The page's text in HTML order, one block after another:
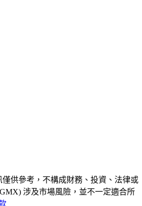
僅供參考，不構成財務、投資、法律或
涉及市場風險，並不一定適合所